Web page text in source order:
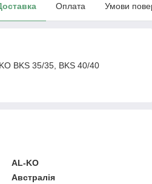
Оплата Умови
BKS 35/35, BKS 40/40
AL-KO
Австралія